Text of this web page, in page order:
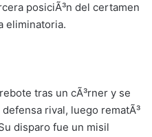
posiciÃ³n del certamen
eliminatoria.
tras un cÃ³rner y se
defensa rival, luego rematÃ³
disparo fue un misil